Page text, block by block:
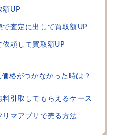
額UP
査定に出して買取額UP
頼して買取額UP
格がつかなかった時は？
引取してもらえるケース
リマアプリで売る方法